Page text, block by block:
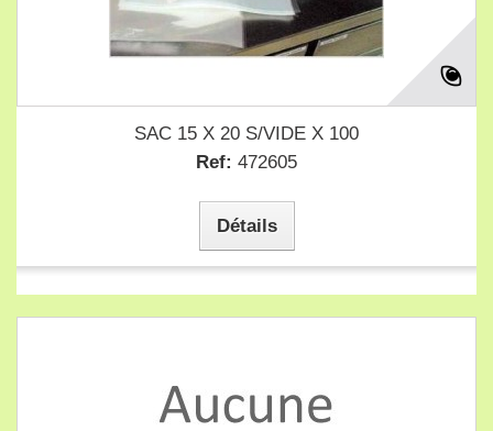
SAC 15 X 20 S/VIDE X 100
Ref: 472605
Détails